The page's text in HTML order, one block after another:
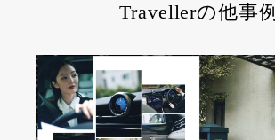
Travellerの他事例